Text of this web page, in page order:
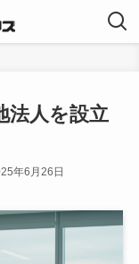
法人を設立
年6月26日